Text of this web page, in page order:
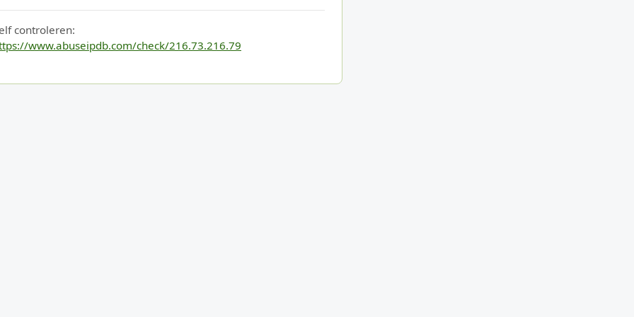
controleren:
www.abuseipdb.com/check/216.73.216.79